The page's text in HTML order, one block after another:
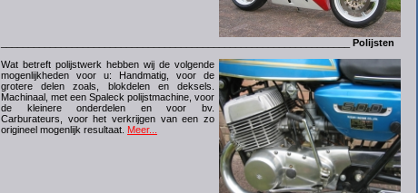
Polijsten
Wat betreft polijstwerk hebben wij de volgende
mogenlijkheden voor u: Handmatig, voor de
grotere delen zoals, blokdelen en deksels.
Machinaal, met een Spaleck polijstmachine, voor
de kleinere onderdelen en voor bv.
Carburateurs, voor het verkrijgen van een zo
origineel mogenlijk resultaat. Meer...